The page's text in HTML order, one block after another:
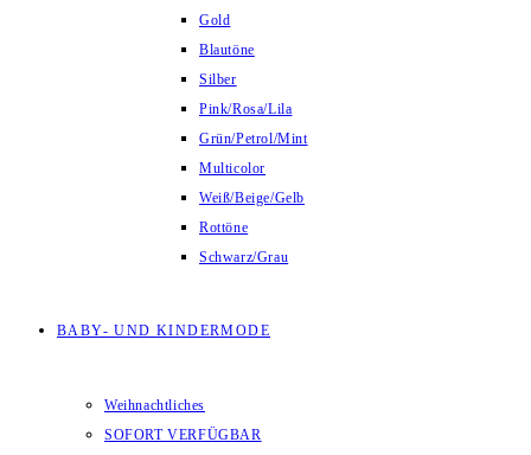
Gold
Blautöne
Silber
Pink/Rosa/Lila
Grün/Petrol/Mint
Multicolor
Weiß/Beige/Gelb
Rottöne
Schwarz/Grau
BABY- UND KINDERMODE
Weihnachtliches
SOFORT VERFÜGBAR